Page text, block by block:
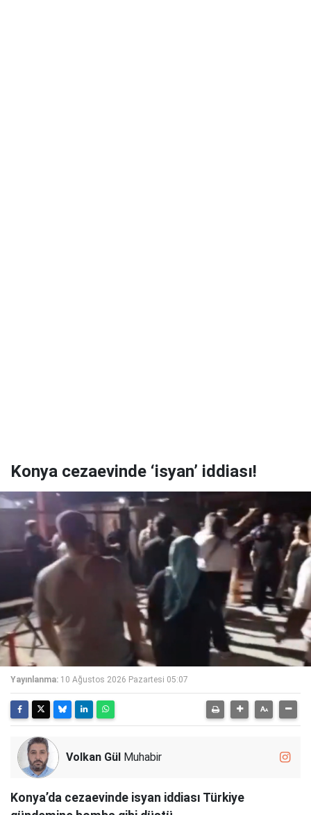
Konya cezaevinde ‘isyan’ iddiası!
Yayınlanma: 10 Ağustos 2026 Pazartesi 05:07
Volkan Gül Muhabir
Konya’da cezaevinde isyan iddiası Türkiye